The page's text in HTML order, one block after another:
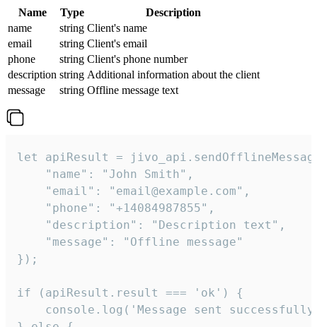
Name Type
Description
name
string Client's name
email
string Client's email
phone
string Client's phone number
description string Additional information about the client
message
string Offline message text
let apiResult =
    "name": "John Smith",
    "email": "email@example.com",
    "phone": "+14084987855",
    "description": "Description text",
    "message": "Offline message"
});
if (apiResult.result === 'ok') {
console.log('Message sent